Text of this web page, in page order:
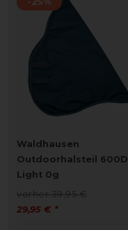
Waldhausen
Outdoorhalsteil 600D
Light 0g
vorher 39,95 €
29,95 € *